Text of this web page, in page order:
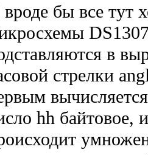
бы все тут
в
стрелки
hh байтовое,